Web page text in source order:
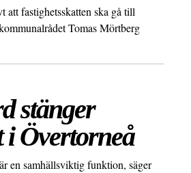
att fastighetsskatten ska gå till
Tomas Mörtberg
stänger
i Övertorneå
en samhällsviktig funktion, säger